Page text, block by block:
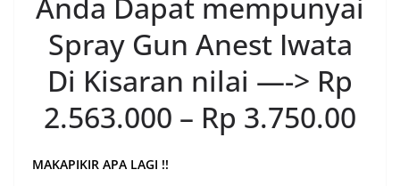
Spray Gun Anest Iwata
Di Kisaran nilai —-> Rp
2.563.000 – Rp 3.750.00
MAKAPIKIR APA LAGI !!